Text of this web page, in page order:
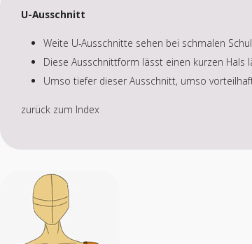
U-Ausschnitt
Weite U-Ausschnitte sehen bei schmalen
Diese Ausschnittform lässt einen kurzen Hals
Umso tiefer dieser Ausschnitt, umso
zurück zum Index